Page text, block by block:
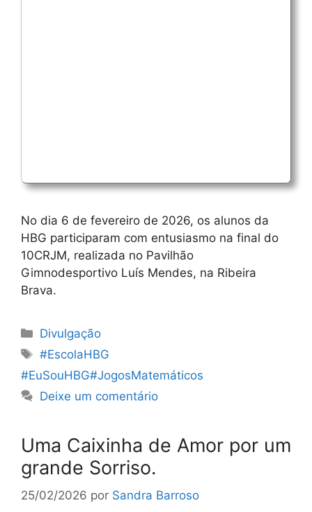
No dia 6 de fevereiro de 2026, os alunos da
HBG participaram com entusiasmo na final do
10CRJM, realizada no Pavilhão
Gimnodesportivo Luís Mendes, na Ribeira
Brava.
Categorias
Divulgação
Etiquetas
#EscolaHBG
#EuSouHBG#JogosMatemáticos
Deixe um comentário
Uma Caixinha de Amor por um
grande Sorriso.
25/02/2026 por Sandra Barroso